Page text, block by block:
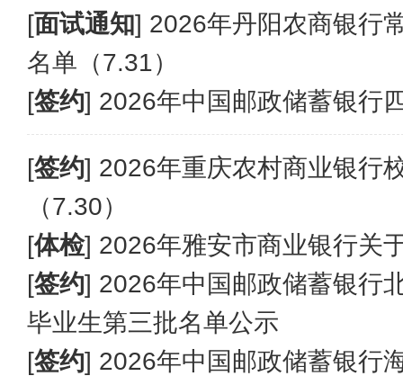
[面试通知] 2026年丹阳农商银行
名单（7.31）
[签约] 2026年中国邮政储蓄银行
[签约] 2026年重庆农村商业银行
（7.30）
[体检] 2026年雅安市商业银行关
[签约] 2026年中国邮政储蓄银行
毕业生第三批名单公示
[签约] 2026年中国邮政储蓄银行